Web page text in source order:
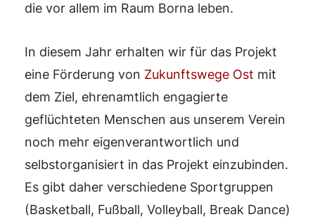
die vor allem im Raum Borna leben.
In diesem Jahr erhalten wir für das Projekt
eine Förderung von Zukunftswege Ost mit
dem Ziel, ehrenamtlich engagierte
geflüchteten Menschen aus unserem Verein
noch mehr eigenverantwortlich und
selbstorganisiert in das Projekt einzubinden.
Es gibt daher verschiedene Sportgruppen
(Basketball, Fußball, Volleyball, Break Dance)